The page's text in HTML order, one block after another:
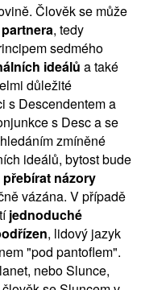
Člověk se může
, tedy
sedmého
ideálů a také
důležité
s Descendentem a
s Desc a se
zmíněné
ideálů, bytost bude
přebírat názory
vázána. V případě
jednoduché
, lidový jazyk
"pod pantoflem".
nebo Slunce,